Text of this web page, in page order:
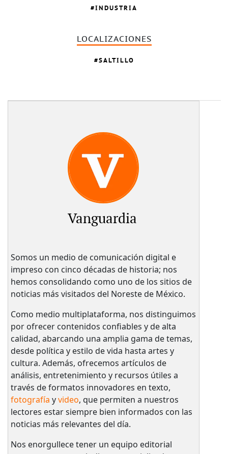
INDUSTRIA
LOCALIZACIONES
SALTILLO
Vanguardia
Somos un medio de comunicación digital e
impreso con cinco décadas de historia; nos
hemos consolidando como uno de los sitios de
noticias más visitados del Noreste de México.
Como medio multiplataforma, nos distinguimos
por ofrecer contenidos confiables y de alta
calidad, abarcando una amplia gama de temas,
desde política y estilo de vida hasta artes y
cultura. Además, ofrecemos artículos de
análisis, entretenimiento y recursos útiles a
través de formatos innovadores en texto,
fotografía yvideo, que permiten a nuestros
lectores estar siempre bien informados con las
noticias más relevantes del día.
Nos enorgullece tener un equipo editorial